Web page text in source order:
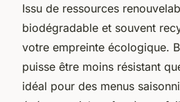
Issu de ressources
biodégradable et souvent
votre empreinte écologique.
puisse être moins résistant
idéal pour des menus